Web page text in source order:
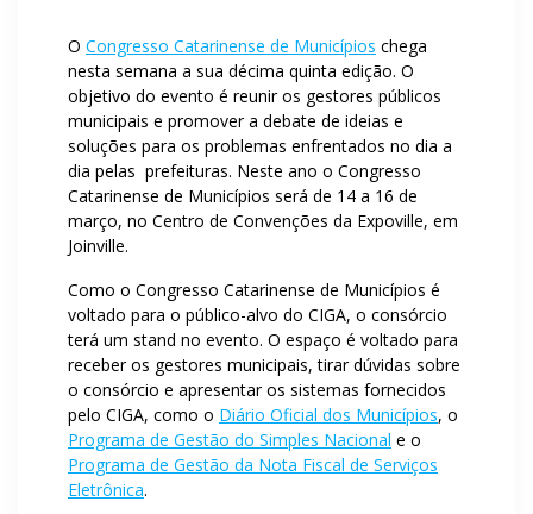
O Congresso Catarinense de Municípios chega
nesta semana a sua décima quinta edição. O
objetivo do evento é reunir os gestores públicos
municipais e promover a debate de ideias e
soluções para os problemas enfrentados no dia a
dia pelas prefeituras. Neste ano o Congresso
Catarinense de Municípios será de 14 a 16 de
março, no Centro de Convenções da Expoville, em
Joinville.
Como o Congresso Catarinense de Municípios é
voltado para o público-alvo do CIGA, o consórcio
terá um stand no evento. O espaço é voltado para
receber os gestores municipais, tirar dúvidas sobre
o consórcio e apresentar os sistemas fornecidos
pelo CIGA, como o Diário Oficial dos Municípios, o
Programa de Gestão do Simples Nacional e o
Programa de Gestão da Nota Fiscal de Serviços
Eletrônica.